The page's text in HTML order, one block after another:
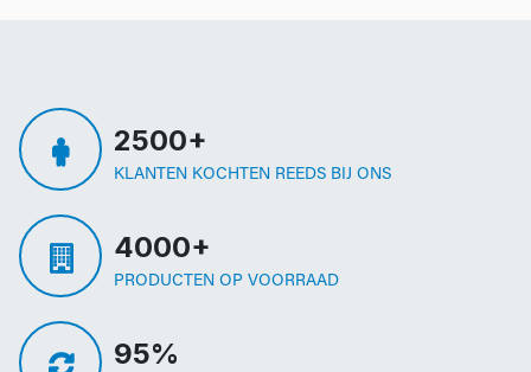
2500+
KLANTEN KOCHTEN REEDS BIJ ONS
4000+
PRODUCTEN OP VOORRAAD
95%